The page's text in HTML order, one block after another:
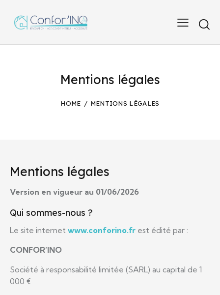
Mentions légales
HOME MENTIONS LÉGALES
Mentions légales
Version en vigueur au 01/06/2026
Qui sommes-nous ?
Le site internet www.conforino.fr est édité par :
CONFOR’INO
Société à responsabilité limitée (SARL) au capital de 1
000 €